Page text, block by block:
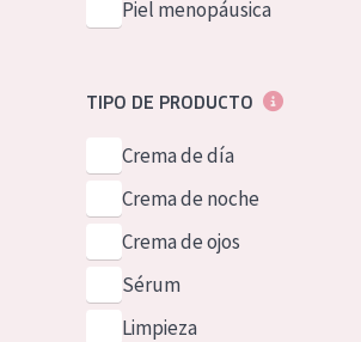
Piel menopáusica
TIPO DE PRODUCTO
Crema de día
Crema de noche
Crema de ojos
Sérum
Limpieza